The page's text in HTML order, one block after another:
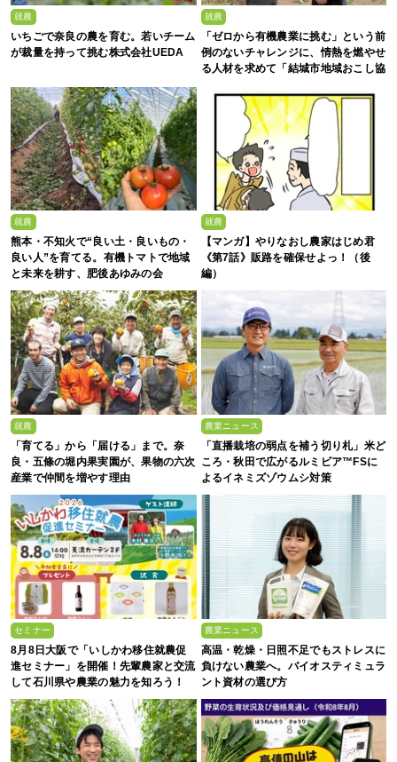
就農
いちごで奈良の農を育む。若いチーム
が裁量を持って挑む株式会社UEDA
就農
「ゼロから有機農業に挑む」という前
例のないチャレンジに、情熱を燃やせ
る人材を求めて「結城市地域おこし協
就農
熊本・不知火で“良い土・良いもの・
良い人”を育てる。有機トマトで地域
と未来を耕す、肥後あゆみの会
就農
【マンガ】やりなおし農家はじめ君
《第7話》販路を確保せよっ！（後
編）
就農
「育てる」から「届ける」まで。奈
良・五條の堀内果実園が、果物の六次
産業で仲間を増やす理由
農業ニュース
「直播栽培の弱点を補う切り札」米ど
ころ・秋田で広がるルミビア™FSに
よるイネミズゾウムシ対策
セミナー
8月8日大阪で「いしかわ移住就農促
進セミナー」を開催！先輩農家と交流
して石川県や農業の魅力を知ろう！
農業ニュース
高温・乾燥・日照不足でもストレスに
負けない農業へ。バイオスティミュラ
ント資材の選び方